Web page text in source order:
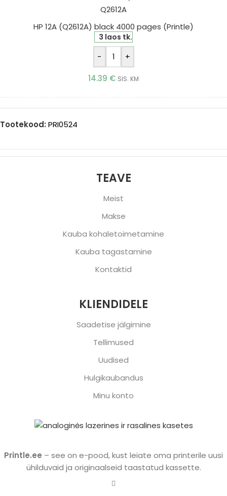
(Q2612A)
4000
pages
(Printle)
HP 12A (Q2612A) black 4000 pages (Printle)
3 laos tk.
- +
14.39 € SIS. KM
Tootekood: PRI0524
TEAVE
Meist
Makse
Kauba kohaletoimetamine
Kauba tagastamine
Kontaktid
KLIENDIDELE
Saadetise jälgimine
Tellimused
Uudised
Hulgikaubandus
Minu konto
Printle.ee – see on e-pood, kust leiate oma printerile uusi
ühilduvaid ja originaalseid taastatud kassette.